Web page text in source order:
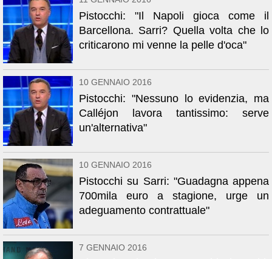
Pistocchi: "Il Napoli gioca come il
Barcellona. Sarri? Quella volta che lo
criticarono mi venne la pelle d'oca"
10 GENNAIO 2016
Pistocchi: "Nessuno lo evidenzia, ma
Calléjon lavora tantissimo: serve
un'alternativa"
10 GENNAIO 2016
Pistocchi su Sarri: "Guadagna appena
700mila euro a stagione, urge un
adeguamento contrattuale"
7 GENNAIO 2016